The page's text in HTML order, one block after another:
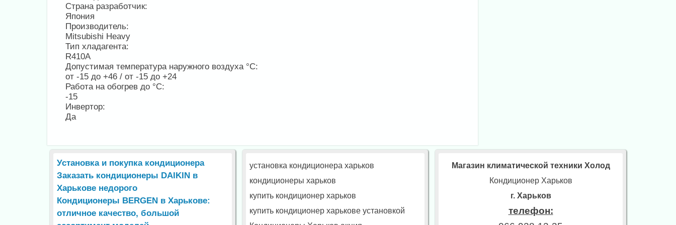
Страна разработчик:
Япония
Производитель:
Mitsubishi Heavy
Тип хладагента:
R410A
Допустимая температура наружного воздуха °С:
от -15 до +46 / от -15 до +24
Работа на обогрев до °С:
-15
Инвертор:
Да
Установка и покупка кондиционера
Заказать кондиционеры DAIKIN в
Харькове недорого
Кондиционеры BERGEN в Харькове:
отличное качество, большой
установка кондиционера харьков
кондиционеры харьков
купить кондиционер харьков
купить кондиционер харькове установкой
Магазин климатической техники Холод
Кондиционер Харьков
г. Харьков
телефон: